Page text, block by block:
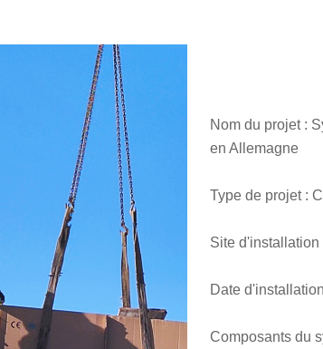
Nom du projet :
en Allemagne
Type de projet :
Site d'installation
Date
Composants du